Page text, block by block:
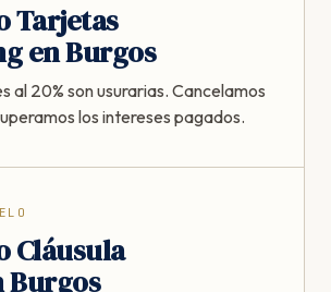
Tarjetas
en Burgos
al 20% son usurarias. Cancelamos
los intereses pagados.
Cláusula
Burgos